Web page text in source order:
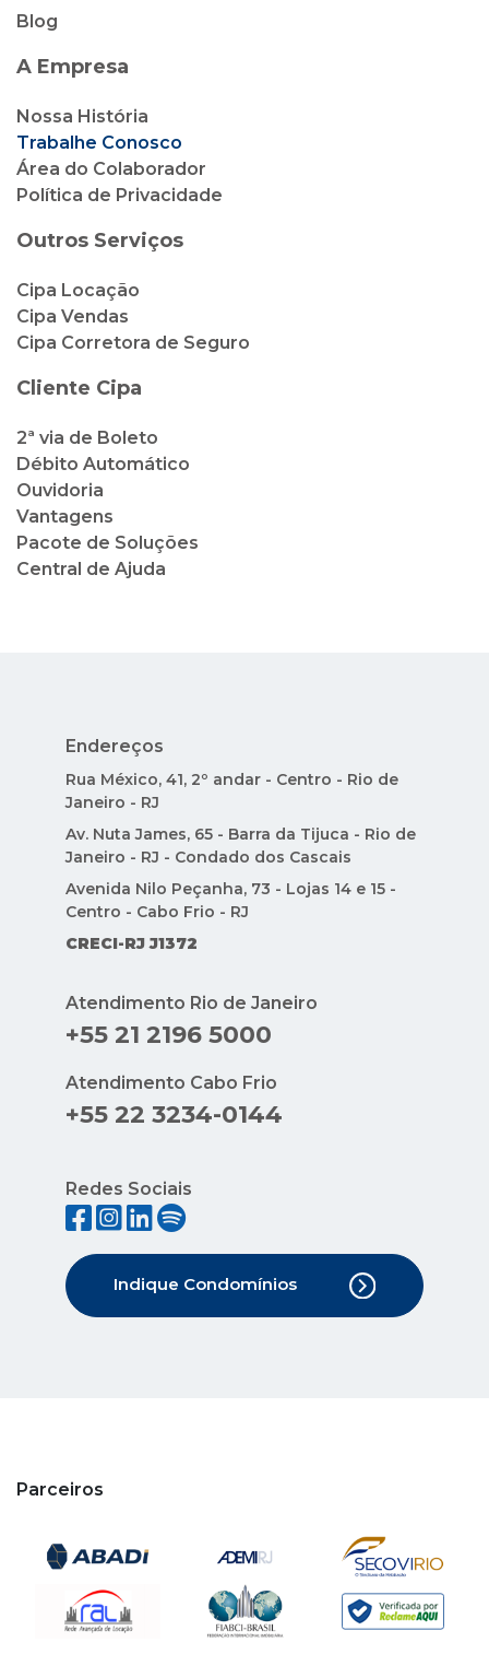
Blog
A Empresa
Nossa História
Trabalhe Conosco
Área do Colaborador
Política de Privacidade
Outros Serviços
Cipa Locação
Cipa Vendas
Cipa Corretora de Seguro
Cliente Cipa
2ª via de Boleto
Débito Automático
Ouvidoria
Vantagens
Pacote de Soluções
Central de Ajuda
Endereços
Rua México, 41, 2º andar - Centro - Rio de
Janeiro - RJ
Av. Nuta James, 65 - Barra da Tijuca - Rio de
Janeiro - RJ - Condado dos Cascais
Avenida Nilo Peçanha, 73 - Lojas 14 e 15 -
Centro - Cabo Frio - RJ
CRECI-RJ J1372
Atendimento Rio de Janeiro
+55 21 2196 5000
Atendimento Cabo Frio
+55 22 3234-0144
Redes Sociais
Indique Condomínios
Parceiros